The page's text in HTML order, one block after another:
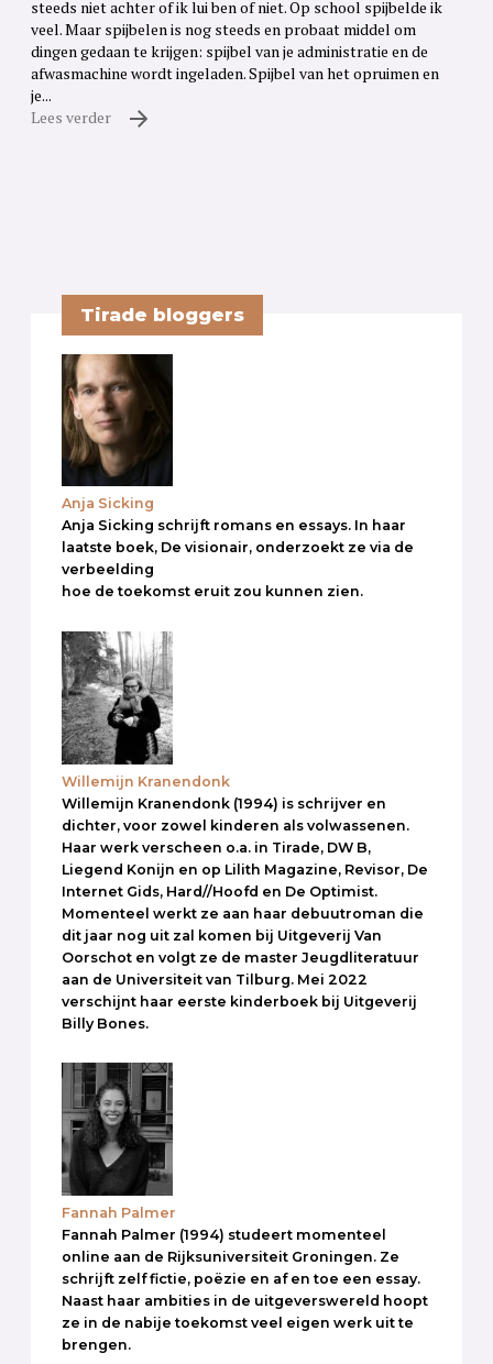
steeds niet achter of ik lui ben of niet. Op school spijbelde ik
veel. Maar spijbelen is nog steeds en probaat middel om
dingen gedaan te krijgen: spijbel van je administratie en de
afwasmachine wordt ingeladen. Spijbel van het opruimen en
je...
Lees verder
Tirade bloggers
Anja Sicking
Anja Sicking schrijft romans en essays. In haar
laatste boek, De visionair, onderzoekt ze via de
verbeelding
hoe de toekomst eruit zou kunnen zien.
Willemijn Kranendonk
Willemijn Kranendonk (1994) is schrijver en
dichter, voor zowel kinderen als volwassenen.
Haar werk verscheen o.a. in Tirade, DW B,
Liegend Konijn en op Lilith Magazine, Revisor, De
Internet Gids, Hard//Hoofd en De Optimist.
Momenteel werkt ze aan haar debuutroman die
dit jaar nog uit zal komen bij Uitgeverij Van
Oorschot en volgt ze de master Jeugdliteratuur
aan de Universiteit van Tilburg. Mei 2022
verschijnt haar eerste kinderboek bij Uitgeverij
Billy Bones.
Fannah Palmer
Fannah Palmer (1994) studeert momenteel
online aan de Rijksuniversiteit Groningen. Ze
schrijft zelf fictie, poëzie en af en toe een essay.
Naast haar ambities in de uitgeverswereld hoopt
ze in de nabije toekomst veel eigen werk uit te
brengen.